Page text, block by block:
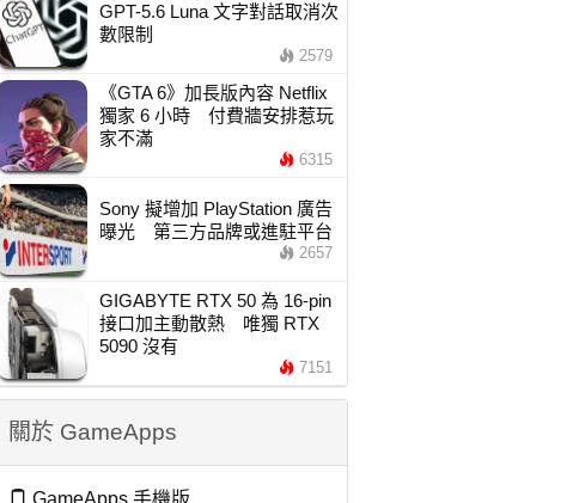
GPT-5.6 Luna 文字對話取消次
數限制
2579
《GTA 6》加長版內容 Netflix
獨家 6 小時 付費牆安排惹玩
家不滿
6315
Sony 擬增加 PlayStation 廣告
曝光 第三方品牌或進駐平台
2657
GIGABYTE RTX 50 為 16-pin
接口加主動散熱 唯獨 RTX
5090 沒有
7151
關於 GameApps
GameApps 手機版